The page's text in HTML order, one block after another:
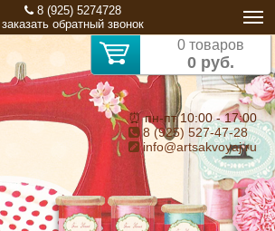
8 (925) 5274728
заказать обратный звонок
0 товаров
0 руб.
⏰ пн-пт 10:00 - 17:00
8 (925) 527-47-28
info@artsakvoyaj.ru